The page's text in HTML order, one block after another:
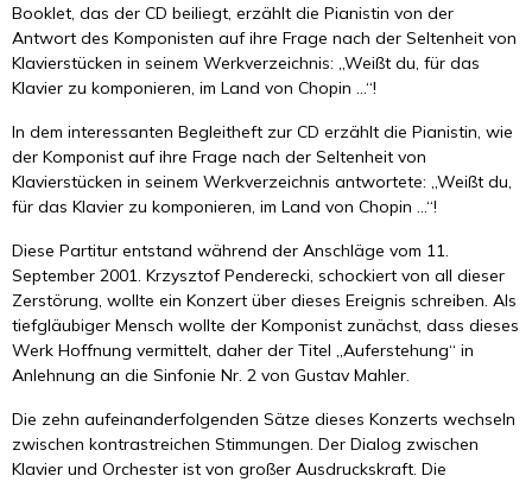
Booklet, das der CD beiliegt, erzählt die Pianistin von der
Antwort des Komponisten auf ihre Frage nach der Seltenheit von
Klavierstücken in seinem Werkverzeichnis: „Weißt du, für das
Klavier zu komponieren, im Land von Chopin ...“!
In dem interessanten Begleitheft zur CD erzählt die Pianistin, wie
der Komponist auf ihre Frage nach der Seltenheit von
Klavierstücken in seinem Werkverzeichnis antwortete: „Weißt du,
für das Klavier zu komponieren, im Land von Chopin ...“!
Diese Partitur entstand während der Anschläge vom 11.
September 2001. Krzysztof Penderecki, schockiert von all dieser
Zerstörung, wollte ein Konzert über dieses Ereignis schreiben. Als
tiefgläubiger Mensch wollte der Komponist zunächst, dass dieses
Werk Hoffnung vermittelt, daher der Titel „Auferstehung“ in
Anlehnung an die Sinfonie Nr. 2 von Gustav Mahler.
Die zehn aufeinanderfolgenden Sätze dieses Konzerts wechseln
zwischen kontrastreichen Stimmungen. Der Dialog zwischen
Klavier und Orchester ist von großer Ausdruckskraft. Die